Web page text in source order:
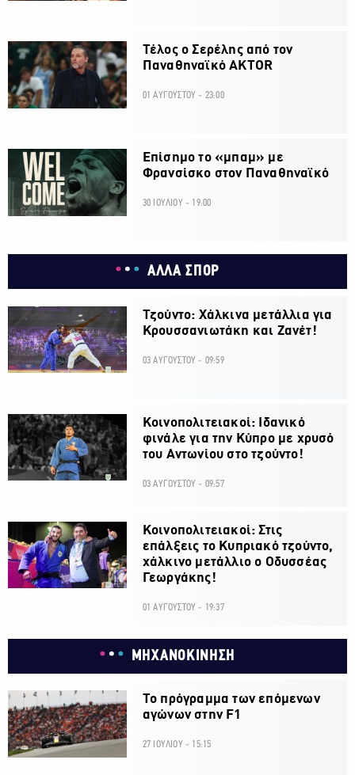
Τέλος ο Σερέλης από τον
Παναθηναϊκό AKTOR
01 ΑΥΓΟΥΣΤΟΥ - 23:00
Επίσημο το «μπαμ» με
Φρανσίσκο στον Παναθηναϊκό
30 ΙΟΥΛΙΟΥ - 19:00
ΑΛΛΑ ΣΠΟΡ
Τζούντο: Χάλκινα μετάλλια για
Κρουσσανιωτάκη και Ζανέτ!
03 ΑΥΓΟΥΣΤΟΥ - 09:59
Κοινοπολιτειακοί: Ιδανικό
φινάλε για την Κύπρο με χρυσό
του Αντωνίου στο τζούντο!
03 ΑΥΓΟΥΣΤΟΥ - 09:57
Κοινοπολιτειακοί: Στις
επάλξεις το Κυπριακό τζούντο,
χάλκινο μετάλλιο ο Οδυσσέας
Γεωργάκης!
01 ΑΥΓΟΥΣΤΟΥ - 19:37
ΜΗΧΑΝΟΚΙΝΗΣΗ
Το πρόγραμμα των επόμενων
αγώνων στην F1
27 ΙΟΥΛΙΟΥ - 15:15